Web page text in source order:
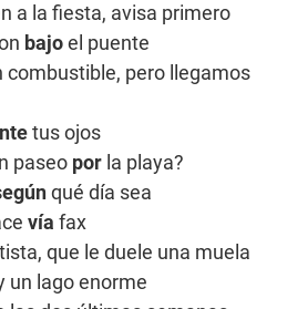
a la fiesta, avisa primero
bajo el puente
combustible, pero llegamos
tus ojos
paseo por la playa?
qué día sea
vía fax
que le duele una muela
un lago enorme